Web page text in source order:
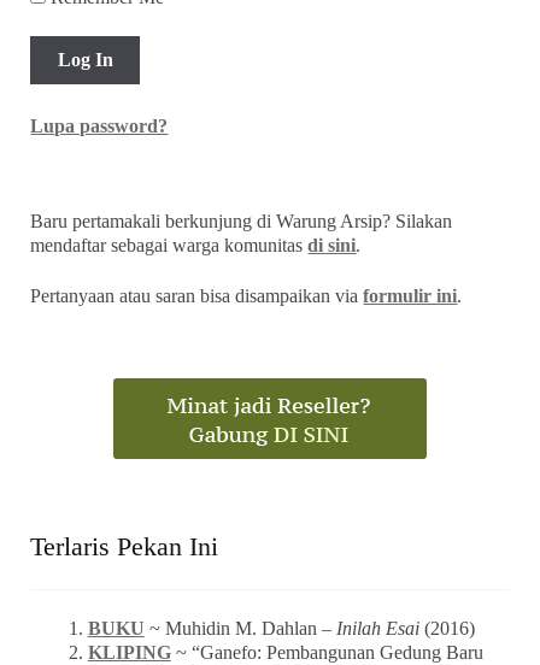
Lupa password?
Baru pertamakali berkunjung di Warung Arsip? Silakan
mendaftar sebagai warga komunitasdi sini.
Pertanyaan atau saran bisa disampaikan viaformulir ini.
Terlaris Pekan Ini
BUKU ~ Muhidin M. Dahlan – Inilah Esai(2016)
KLIPING~ “Ganefo: Pembangunan Gedung Baru